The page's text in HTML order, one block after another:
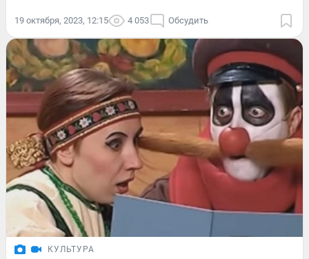
19 октября, 2023, 12:15 4 053 Обсудить
КУЛЬТУРА